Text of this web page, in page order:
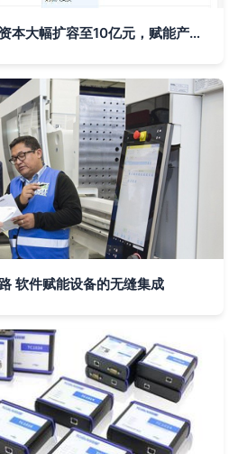
北京奇虎信息技术注册资本大幅扩容至10亿元，赋能产业转型
软件赋能设备的无缝集成